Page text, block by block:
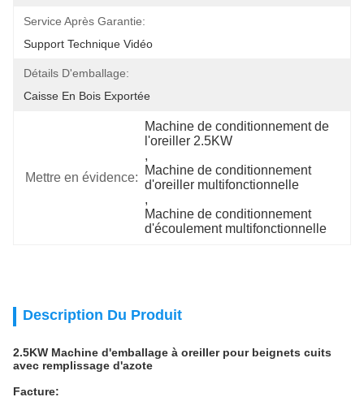
Service Après Garantie:
Support Technique Vidéo
Détails D'emballage:
Caisse En Bois Exportée
Mettre en évidence:
Machine de conditionnement de
l'oreiller 2.5KW
,
Machine de conditionnement
d'oreiller multifonctionnelle
,
Machine de conditionnement
d'écoulement multifonctionnelle
Description Du Produit
2.5KW Machine d'emballage à oreiller pour beignets cuits
avec remplissage d'azote
Facture: